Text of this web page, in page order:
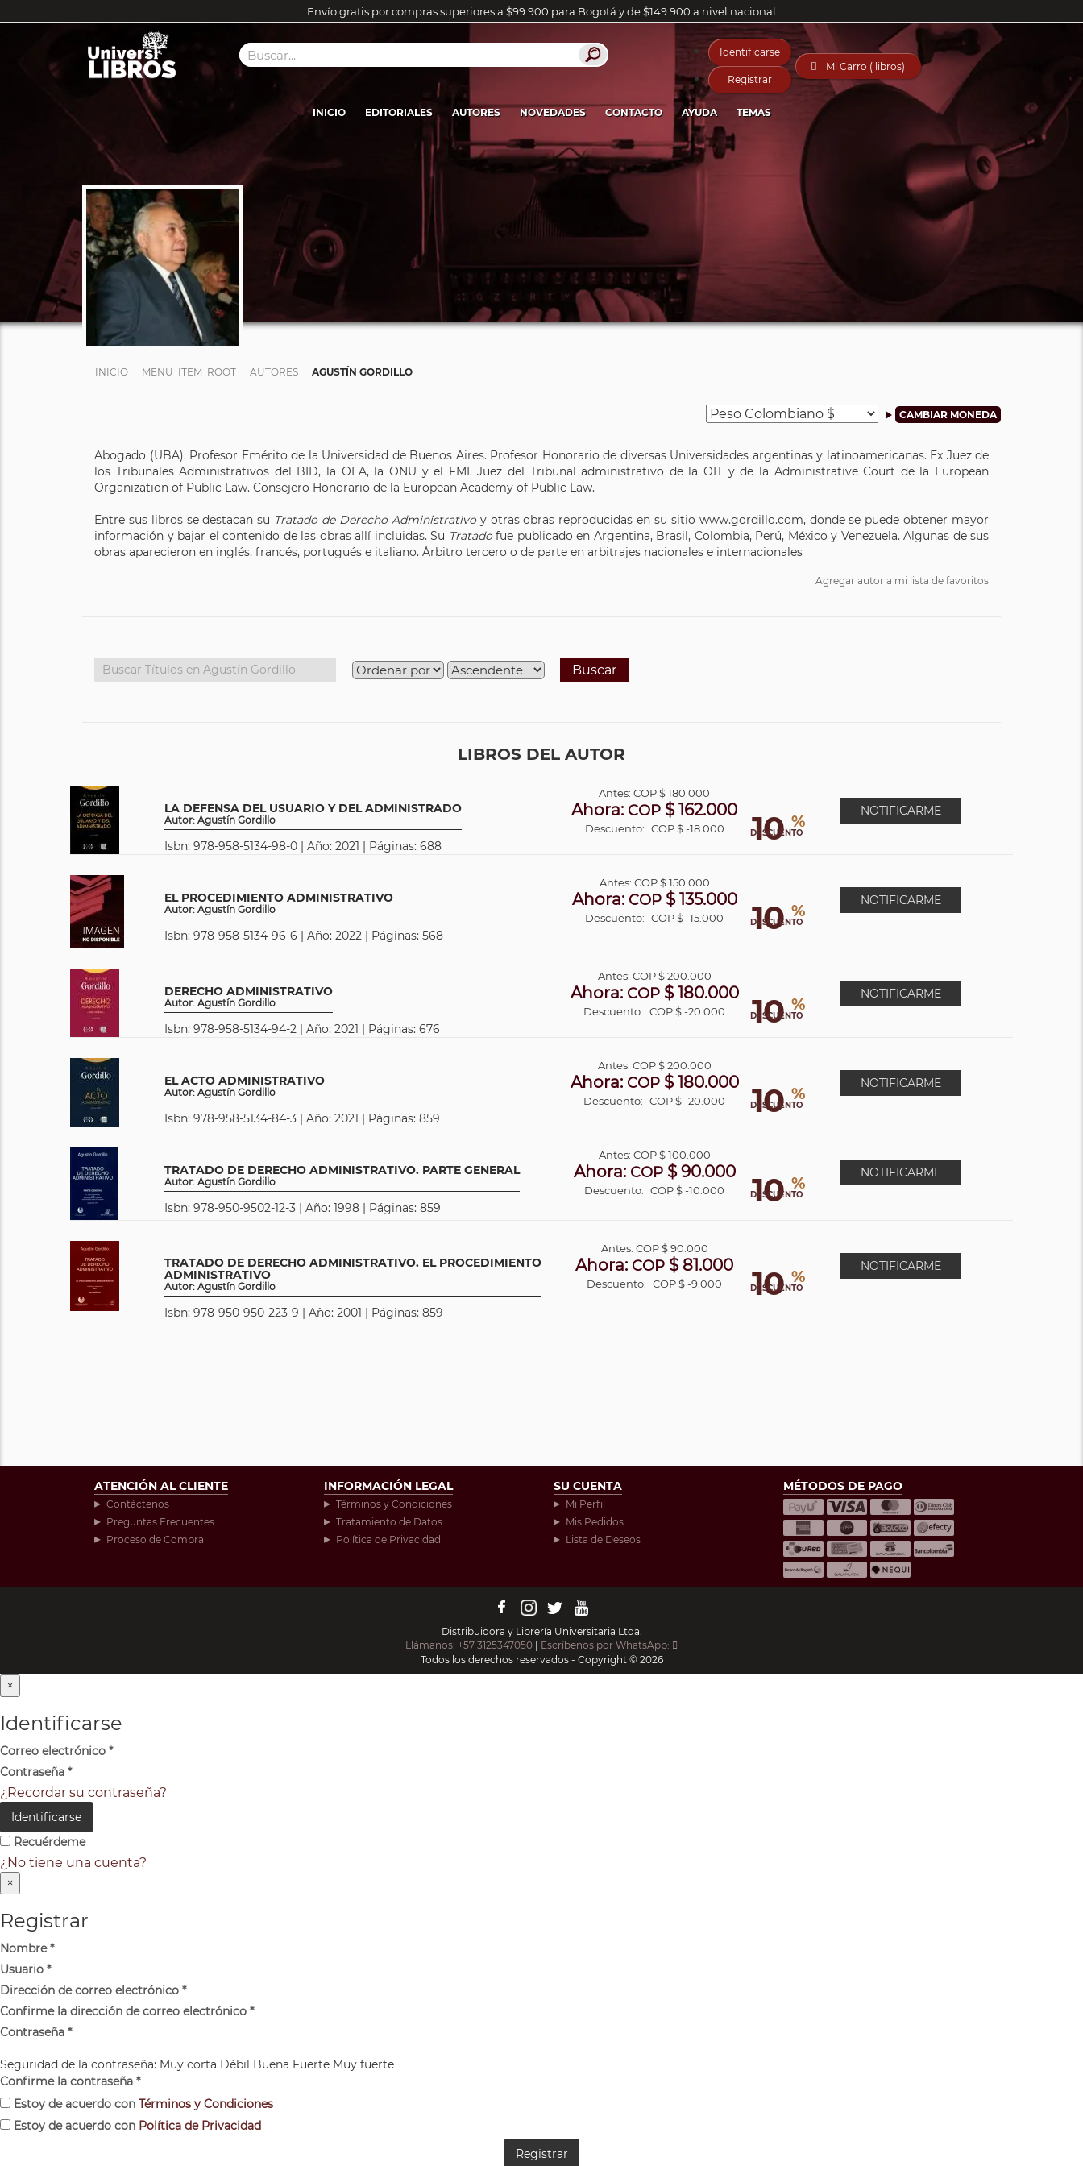
Envío gratis por compras superiores a $99.900 para Bogotá y de $149.900 a nivel nacional
Identificarse
Registrar
 Mi Carro ( libros)
INICIO EDITORIALES AUTORES NOVEDADES CONTACTO AYUDA TEMAS
INICIO MENU_ITEM_ROOT AUTORES AGUSTÍN GORDILLO
Abogado (UBA). Profesor Emérito de la Universidad de Buenos Aires. Profesor Honorario de diversas Universidades argentinas y latinoamericanas. Ex Juez de
los Tribunales Administrativos del BID, la OEA, la ONU y el FMI. Juez del Tribunal administrativo de la OIT y de la Administrative Court de la European
Organization of Public Law. Consejero Honorario de la European Academy of Public Law.
Entre sus libros se destacan su Tratado de Derecho Administrativoy otras obras reproducidas en su sitio www.gordillo.com, donde se puede obtener mayor
información y bajar el contenido de las obras allí incluidas. Su Tratadofue publicado en Argentina, Brasil, Colombia, Perú, México y Venezuela. Algunas de sus
obras aparecieron en inglés, francés, portugués e italiano. Árbitro tercero o de parte en arbitrajes nacionales e internacionales
Agregar autor a mi lista de favoritos
Buscar
LIBROS DEL AUTOR
LA DEFENSA DEL USUARIO Y DEL ADMINISTRADO
Autor: Agustín Gordillo
Isbn: 978-958-5134-98-0 | Año: 2021 | Páginas: 688 10 %
DESCUENTO
Antes:COP$ 180.000
Ahora: COP $ 162.000
Descuento: COP $ -18.000
NOTIFICARME
EL PROCEDIMIENTO ADMINISTRATIVO
Autor: Agustín Gordillo
Isbn: 978-958-5134-96-6 | Año: 2022 | Páginas: 568 10 %
DESCUENTO
Antes: COP$ 150.000
Ahora: COP$ 135.000
Descuento: COP $ -15.000
NOTIFICARME
DERECHO ADMINISTRATIVO
Autor: Agustín Gordillo
Isbn: 978-958-5134-94-2 | Año: 2021 | Páginas: 676 10 %
DESCUENTO
Antes: COP$ 200.000
Ahora: COP$ 180.000
Descuento: COP $ -20.000
NOTIFICARME
EL ACTO ADMINISTRATIVO
Autor: Agustín Gordillo
Isbn: 978-958-5134-84-3 | Año: 2021 | Páginas: 859 10 %
DESCUENTO
Antes: COP$ 200.000
Ahora: COP$ 180.000
Descuento: COP $ -20.000
NOTIFICARME
TRATADO DE DERECHO ADMINISTRATIVO. PARTE GENERAL
Autor: Agustín Gordillo
Isbn: 978-950-9502-12-3 | Año: 1998 | Páginas: 859 10 %
DESCUENTO
Antes: COP$ 100.000
Ahora: COP$ 90.000
Descuento: COP $ -10.000
NOTIFICARME
TRATADO DE DERECHO ADMINISTRATIVO. EL PROCEDIMIENTO
ADMINISTRATIVO
Autor: Agustín Gordillo
Isbn: 978-950-950-223-9 | Año: 2001 | Páginas: 859
10 %
DESCUENTO
Antes: COP$ 90.000
Ahora: COP $ 81.000
Descuento: COP $ -9.000
NOTIFICARME
ATENCIÓN AL CLIENTE
Contáctenos
Preguntas Frecuentes
Proceso de Compra
INFORMACIÓN LEGAL
Términos y Condiciones
Tratamiento de Datos
Política de Privacidad
SU CUENTA
Mi Perfil
Mis Pedidos
Lista de Deseos
MÉTODOS DE PAGO
Distribuidora y Librería Universitaria Ltda.
Llámanos: +57 3125347050
Escríbenos por WhatsApp:
Todos los derechos reservados - Copyright © 2026
×
Identificarse
Correo electrónico *
Contraseña *
¿Recordar su contraseña?
Identificarse
Recuérdeme
¿No tiene una cuenta?
×
Registrar
Nombre*
Usuario *
Dirección de correo electrónico *
Confirme la dirección de correo electrónico *
Contraseña *
Seguridad de la contraseña: Muy corta Débil Buena Fuerte Muy fuerte
Confirme la contraseña *
Estoy de acuerdo con Términos y Condiciones
Estoy de acuerdo con Política de Privacidad
Registrar